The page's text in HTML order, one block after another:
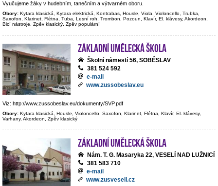
Vyučujeme žáky v hudebním, tanečním a výtvarném oboru.
Obory: Kytara klasická, Kytara elektrická, Kontrabas, Housle, Viola, Violoncello, Trubka,
Saxofon, Klarinet, Flétna, Tuba, Lesní roh, Trombon, Pozoun, Klavír, El. klávesy, Akordeon,
Bicí nástroje, Zpěv klasický, Zpěv populární
Základní umělecká škola
Školní námestí 56, SOBĚSLAV
381 524 592
e-mail
www.zussobeslav.eu
Viz: http://www.zussobeslav.eu/dokumenty/SVP.pdf
Obory: Kytara klasická, Housle, Violoncello, Saxofon, Klarinet, Flétna, Klavír, El. klávesy,
Varhany, Akordeon, Zpěv klasický
Základní umělecká škola
Nám. T. G. Masaryka 22, VESELÍ NAD LUŽNICÍ
381 583 710
e-mail
www.zusveseli.cz